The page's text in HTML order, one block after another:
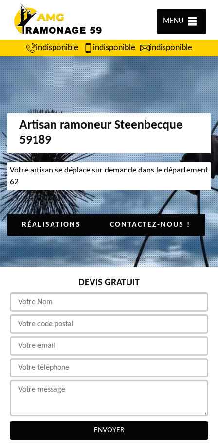
MENU
indisponible indisponible indisponible
Artisan ramoneur Steenbecque
59189
Votre artisan se déplace sur demande dans le département
62
RÉALISATIONS CONTACTEZ-NOUS !
DEVIS GRATUIT